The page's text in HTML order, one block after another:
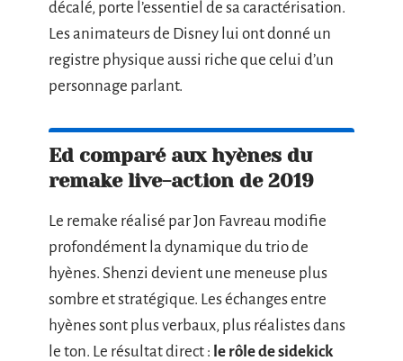
décalé, porte l’essentiel de sa caractérisation.
Les animateurs de Disney lui ont donné un
registre physique aussi riche que celui d’un
personnage parlant.
Ed comparé aux hyènes du
remake live-action de 2019
Le remake réalisé par Jon Favreau modifie
profondément la dynamique du trio de
hyènes. Shenzi devient une meneuse plus
sombre et stratégique. Les échanges entre
hyènes sont plus verbaux, plus réalistes dans
le ton. Le résultat direct : le rôle de sidekick